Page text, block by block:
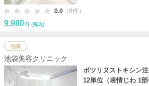
0.0 （0件）
9,980円 (税込)
池袋
池袋美容クリニック
ボツリヌストキシン
12単位（表情じわ 1